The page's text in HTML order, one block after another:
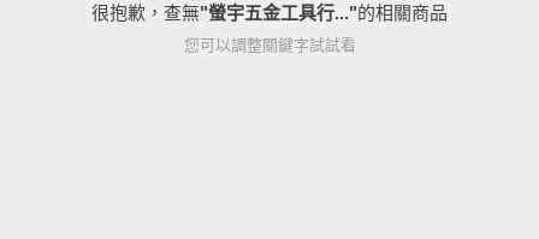
很抱歉，查無"螢宇五金工具行..."的相關商品
您可以調整關鍵字試試看